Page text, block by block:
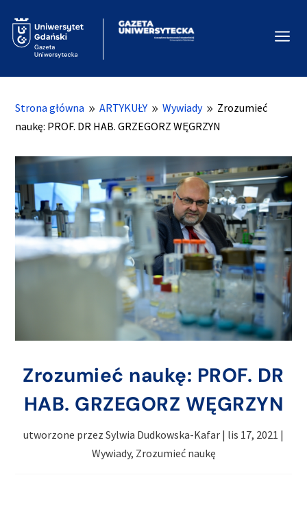
a
Strona główna 9 ARTYKUŁY 9 Wywiady 9 Zrozumieć
naukę: PROF. DR HAB. GRZEGORZ WĘGRZYN
Zrozumieć naukę: PROF. DR
HAB. GRZEGORZ WĘGRZYN
utworzone przez Sylwia Dudkowska-Kafar | lis 17, 2021 |
Wywiady, Zrozumieć naukę